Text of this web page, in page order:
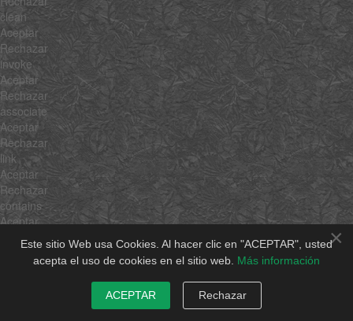
×
Este sitio Web usa Cookies. Al hacer clic en "ACEPTAR", usted
acepta el uso de cookies en el sitio web. Más información
ACEPTAR Rechazar
clean
Aceptar
Rechazar
invoke
Aceptar
Rechazar
associate
Aceptar
Rechazar
link
Aceptar
Rechazar
contains
Aceptar
Rechazar
append
Aceptar